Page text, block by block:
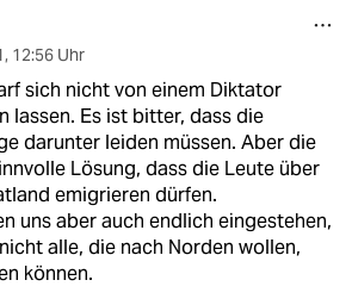
, 12:56 Uhr
sich nicht von einem Diktator
lassen. Es ist bitter, dass die
darunter leiden müssen. Aber die
Lösung, dass die Leute über
emigrieren dürfen.
uns aber auch endlich eingestehen,
alle, die nach Norden wollen,
können.